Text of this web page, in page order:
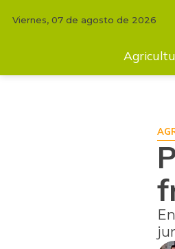
Producción
Viernes, 07 de agosto de 2026